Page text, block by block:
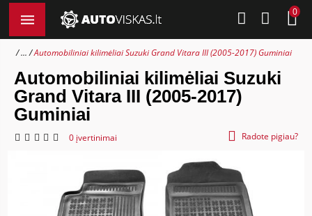
0
... Automobiliniai kilimėliai Suzuki Grand Vitara III (2005-2017) Guminiai
Automobiliniai kilimėliai Suzuki
Grand Vitara III (2005-2017)
Guminiai
0 įvertinimai Radote pigiau?